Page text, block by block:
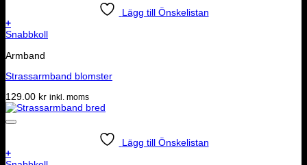
Lägg till Önskelistan
+
Snabbkoll
Armband
Strassarmband blomster
129.00 kr inkl. moms
Lägg till Önskelistan
+